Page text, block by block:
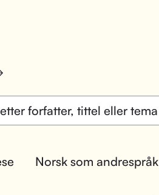
Norsk som andrespråk